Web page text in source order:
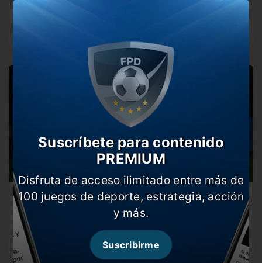
Tras amagarle a pegarle a un árbitro, podría recibir un
Ronaldo apuntó contra la FIFA y Messi
El astro portugués no tuvo pelos en la lengua para
referirse al…
Suscríbete para contenido
PREMIUM
Disfruta de acceso ilimitado entre más de
100 juegos de deporte, estrategia, acción
y más.
Suscribirme